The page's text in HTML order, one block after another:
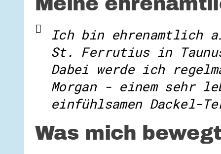
Ich bin ehrenamtlich
St. Ferrutius in
Dabei werde ich
Morgan - einem sehr
einfühlsamen Dackel-
Was mich